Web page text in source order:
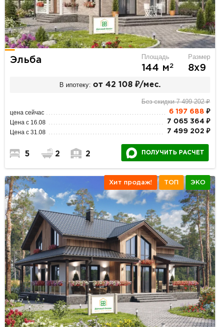
Эльба Площадь
144 м2
Размер
8х9
В ипотеку: от 42 108 ₽/мес.
Без скидки 7 499 202 ₽
цена сейчас 6 197 688 ₽
Цена с 16.08 7 065 364 ₽
Цена с 31.08 7 499 202 ₽
5 2 2 ПОЛУЧИТЬ РАСЧЕТ
Хит продаж! ТОП ЭКО